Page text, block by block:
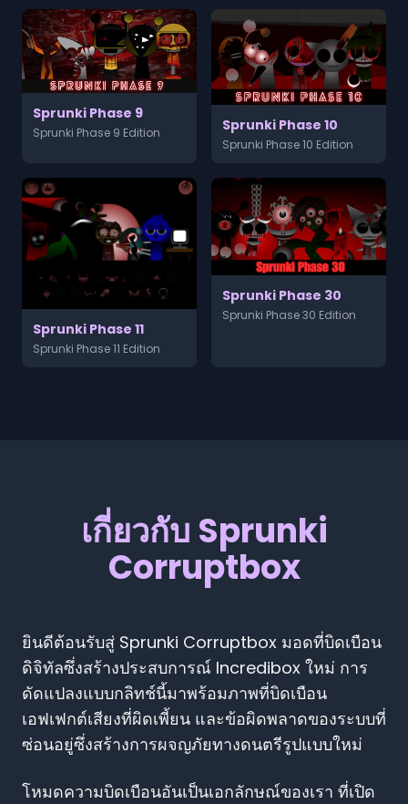
Sprunki Phase 9
Sprunki Phase 9 Edition Sprunki Phase 10
Sprunki Phase 10 Edition
Sprunki Phase 11
Sprunki Phase 11 Edition
Sprunki Phase 30
Sprunki Phase 30 Edition
เกี่ยวกับ Sprunki
Corruptbox
ยินดีต้อนรับสู่ Sprunki Corruptbox มอดที่บิดเบือน
ดิจิทัลซึ่งสร้างประสบการณ์ Incredibox ใหม่ การ
ดัดแปลงแบบกลิทช์นี้มาพร้อมภาพที่บิดเบือน
เอฟเฟกต์เสียงที่ผิดเพี้ยน และข้อผิดพลาดของระบบที่
ซ่อนอยู่ซึ่งสร้างการผจญภัยทางดนตรีรูปแบบใหม่
โหมดความบิดเบือนอันเป็นเอกลักษณ์ของเรา ที่เปิด